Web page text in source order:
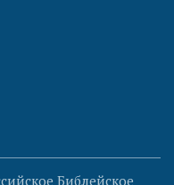
Библейское